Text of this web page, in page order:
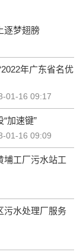
逐梦翅膀
年广东省名优
01-16 09:17
加速键”
01-16 09:09
埔工厂污水站工
污水处理厂服务